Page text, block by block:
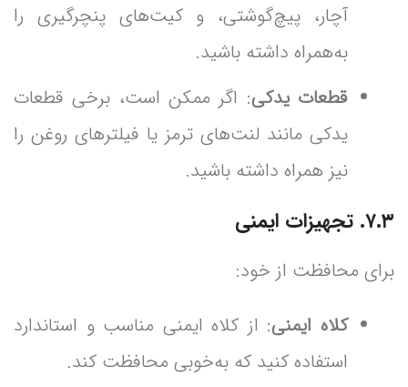
آچار، پیچ‌گوشتی، و کیت‌های پنچرگیری را
به‌همراه داشته باشید.
قطعات یدکی: اگر ممکن است، برخی قطعات
یدکی مانند لنت‌های ترمز یا فیلترهای روغن را
نیز همراه داشته باشید.
۷.۳. تجهیزات ایمنی
برای محافظت از خود:
کلاه ایمنی: از کلاه ایمنی مناسب و استاندارد
استفاده کنید که به‌خوبی محافظت کند.